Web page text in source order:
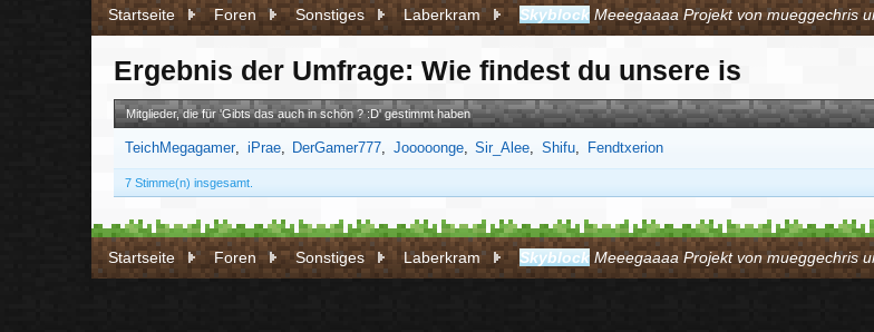
Startseite Foren Sonstiges Laberkram Skyblock Meeegaaaa Projekt von mueggechris
Ergebnis der Umfrage: Wie findest du unsere is
Mitglieder, die für 'Gibts das auch in schön ? :D' gestimmt haben
TeichMegagamer iPrae DerGamer777 Jooooonge Sir_Alee Shifu Fendtxerion
7 Stimme(n) insgesamt.
Startseite Foren Sonstiges Laberkram Skyblock Meeegaaaa Projekt von mueggechris